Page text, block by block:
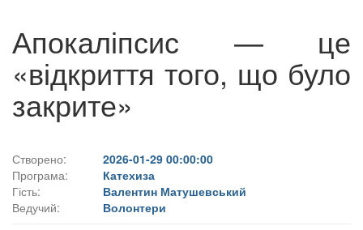
Апокаліпсис — це
«відкриття того, що було
закрите»
Створено:
2026-01-29 00:00:00
Програма:
Катехиза
Гість:
Валентин Матушевський
Ведучий:
Волонтери